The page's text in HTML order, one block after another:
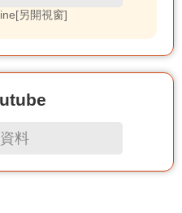
另開視窗]
料